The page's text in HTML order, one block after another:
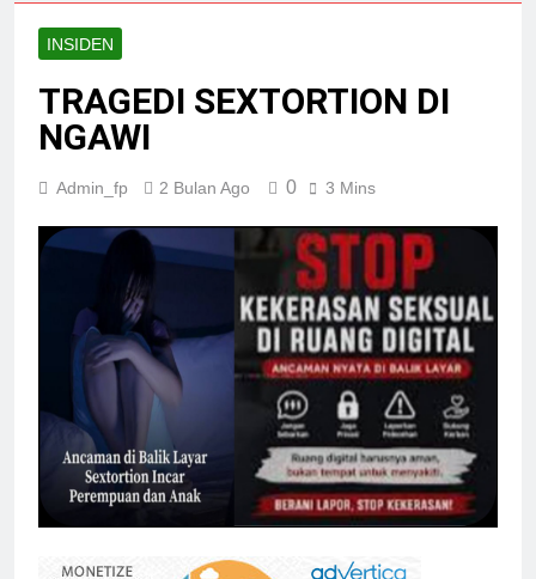
INSIDEN
TRAGEDI SEXTORTION DI
NGAWI
Admin_fp 2 Bulan Ago 0 3 Mins